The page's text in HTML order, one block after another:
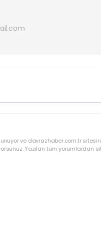
ve davrazhaber.com.tr
Yazılan tüm yorumlardan